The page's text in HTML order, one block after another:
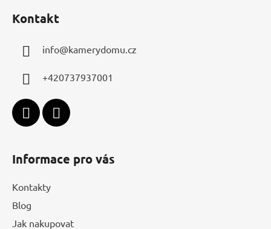
Kontakt
info@kamerydomu.cz
+420737937001
Informace pro vás
Kontakty
Blog
Jak nakupovat